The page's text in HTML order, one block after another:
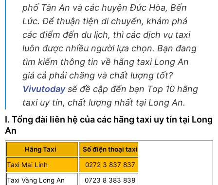
phố Tân An và các huyện Đức Hòa, Bến
Lức. Để thuận tiện di chuyển, khám phá
các điểm đến du lịch, thì các dịch vụ taxi
luôn được nhiều người lựa chọn. Bạn đang
tìm kiếm thông tin về hãng taxi Long An
giá cả phải chăng và chất lượng tốt?
Vivutodaysẽ đề cập đến bạn Top 10 hãng
taxi uy tín, chất lượng nhất tại Long An.
I. Tổng đài liên hệ của các hãng taxi uy tín tại Long
An
Hãng Taxi
Số điện thoại taxi
Taxi Mai Linh
0272 3 837 837
Taxi Vàng Long An
0723 8 383 838